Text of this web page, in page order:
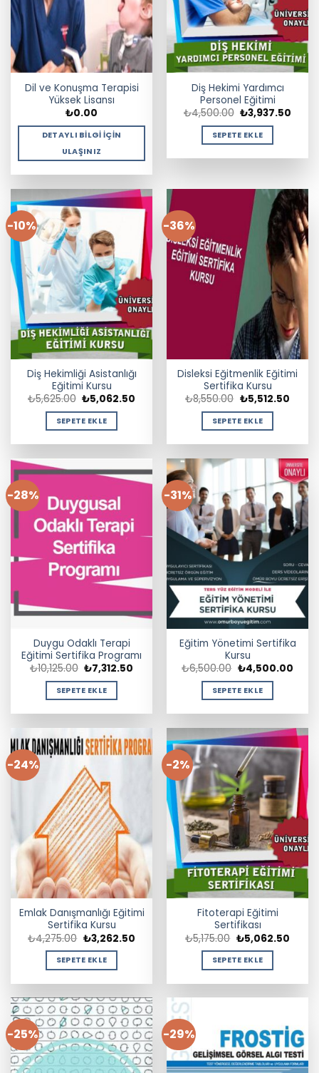
Dil ve Konuşma Terapisi
Yüksek Lisansı
₺0.00
DETAYLI BILGI İÇIN
ULAŞINIZ
Diş Hekimi Yardımcı
Personel Eğitimi
₺4,500.00 Orijinal
fiyat:
₺4,500.00.
₺3,937.50
SEPETE EKLE
-10%
Diş Hekimliği Asistanlığı
Eğitimi Kursu
₺5,625.00 Orijinal
fiyat:
₺5,625.00.
₺5,062.50
SEPETE EKLE
-36%
Disleksi Eğitmenlik Eğitimi
Sertifika Kursu
₺8,550.00 Orijinal
fiyat:
₺8,550.00.
₺5,512.50Şu
SEPETE EKLE
-28%
Duygu Odaklı Terapi
Eğitimi Sertifika Programı
₺10,125.00 Orijinal
fiyat:
₺10,125.00.
₺7,312.50
SEPETE EKLE
-31%
Eğitim Yönetimi Sertifika
Kursu
₺6,500.00 Orijinal
fiyat:
₺6,500.00.
₺4,500.00Şu
SEPETE EKLE
-24%
Emlak Danışmanlığı Eğitimi
Sertifika Kursu
₺4,275.00 Orijinal
fiyat:
₺4,275.00.
₺3,262.50Şu
SEPETE EKLE
-2%
Fitoterapi Eğitimi
Sertifikası
₺5,175.00 Orijinal
fiyat:
₺5,175.00.
₺5,062.50Şu
SEPETE EKLE
-25% -29%